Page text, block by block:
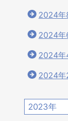
2024年
2024年
2024年
2024
2023年